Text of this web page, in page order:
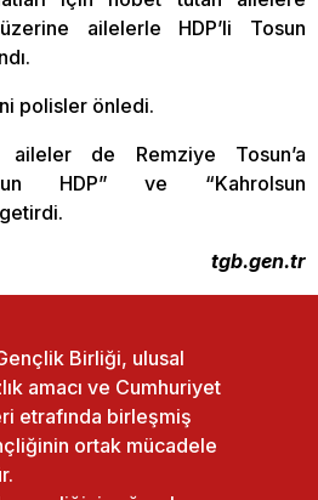
ailelerle HDP’li Tosun
polisler önledi.
de Remziye Tosun’a
HDP” ve “Kahrolsun
tgb.gen.tr
Birliği, ulusal
amacı ve Cumhuriyet
etrafında birleşmiş
ortak mücadele